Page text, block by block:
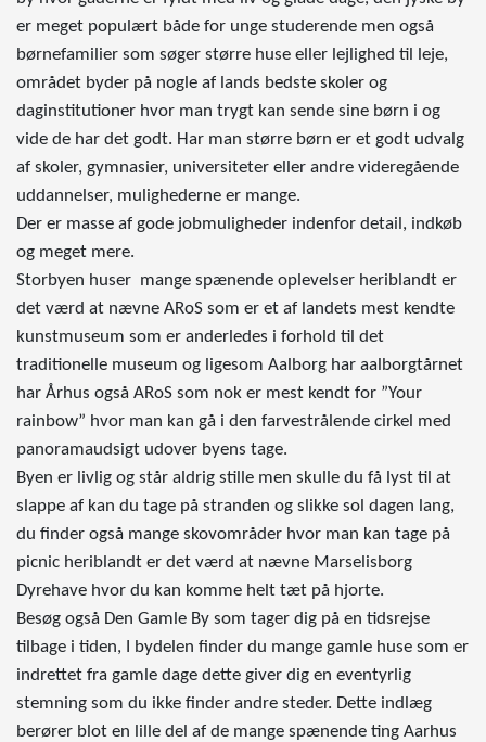
er meget populært både for unge studerende men også
børnefamilier som søger større huse eller lejlighed til leje,
området byder på nogle af lands bedste skoler og
daginstitutioner hvor man trygt kan sende sine børn i og
vide de har det godt. Har man større børn er et godt udvalg
af skoler, gymnasier, universiteter eller andre videregående
uddannelser, mulighederne er mange.
Der er masse af gode jobmuligheder indenfor detail, indkøb
og meget mere.
Storbyen huser mange spænende oplevelser heriblandt er
det værd at nævne ARoS som er et af landets mest kendte
kunstmuseum som er anderledes i forhold til det
traditionelle museum og ligesom Aalborg har aalborgtårnet
har Århus også ARoS som nok er mest kendt for ”Your
rainbow” hvor man kan gå i den farvestrålende cirkel med
panoramaudsigt udover byens tage.
Byen er livlig og står aldrig stille men skulle du få lyst til at
slappe af kan du tage på stranden og slikke sol dagen lang,
du finder også mange skovområder hvor man kan tage på
picnic heriblandt er det værd at nævne Marselisborg
Dyrehave hvor du kan komme helt tæt på hjorte.
Besøg også Den Gamle By som tager dig på en tidsrejse
tilbage i tiden, I bydelen finder du mange gamle huse som er
indrettet fra gamle dage dette giver dig en eventyrlig
stemning som du ikke finder andre steder. Dette indlæg
berører blot en lille del af de mange spænende ting Aarhus